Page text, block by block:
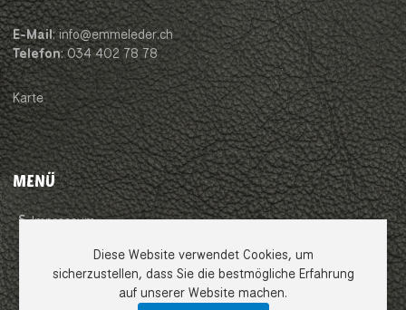
E-Mail: info@emmeleder.ch
Telefon: 034 402 78 78
Karte
MENÜ
Impressum
Datenschutzerklärung
Diese Website verwendet Cookies, um
sicherzustellen, dass Sie die bestmögliche Erfahrung
auf unserer Website machen.